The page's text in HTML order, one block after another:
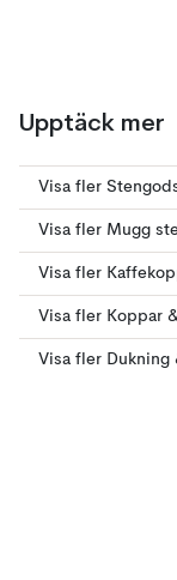
Upptäck mer
Visa fler
Visa fler Mugg
Visa fler
Visa fler Koppar
Visa fler Dukning